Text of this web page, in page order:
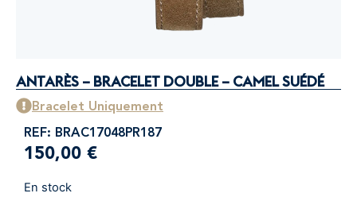
ANTARÈS – BRACELET DOUBLE – CAMEL SUÉDÉ
Bracelet Uniquement
REF: BRAC17048PR187
150,00 €
En stock